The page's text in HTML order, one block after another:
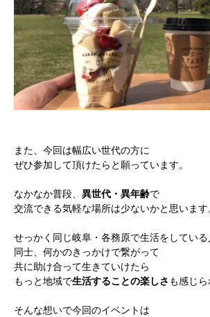
また、今回は幅広い世代の方に
ぜひ参加して頂けたらと願っています。
なかなか普段、 異世代・異年齢で
交流できる気軽な場所は少ないかと思います
せっかく同じ岐阜・各務原で生活をしている
同士、何かのきっかけで繋がって
共に助け合って生きていけたら
もっと地域で生活することの楽しさ も感じら
そんな想いで今回のイベントは